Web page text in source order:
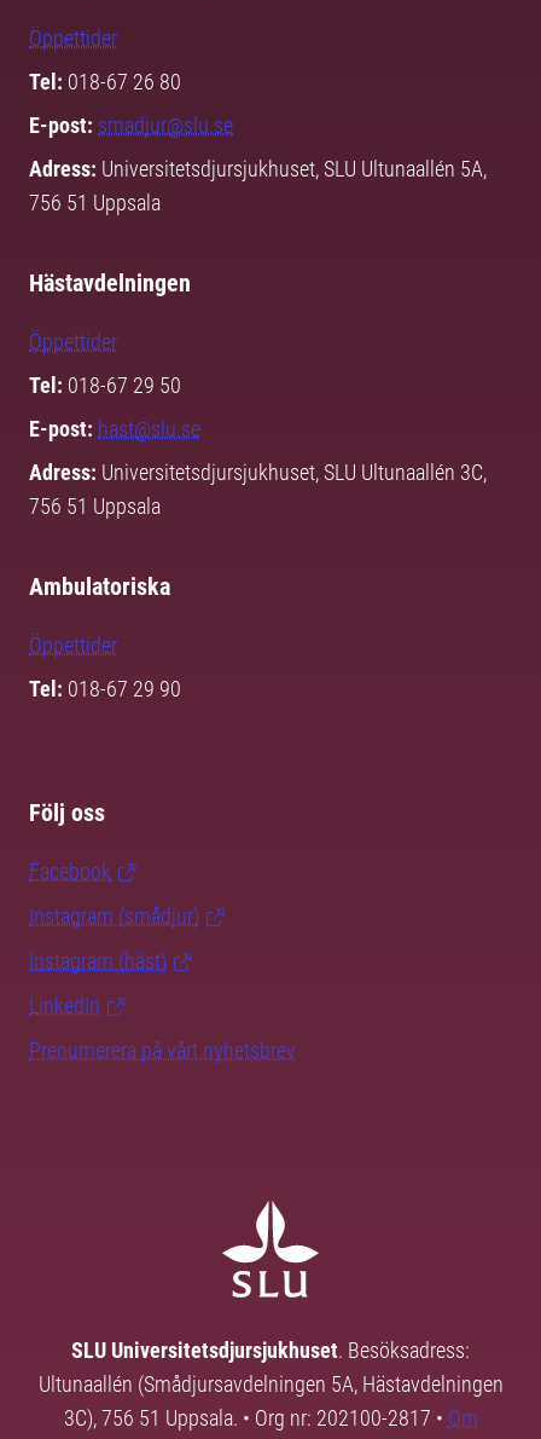
Öppettider
Tel: 018-67 26 80
E-post: smadjur@slu.se
Adress: Universitetsdjursjukhuset, SLU Ultunaallén 5A,
756 51 Uppsala
Hästavdelningen
Öppettider
Tel: 018-67 29 50
E-post: hast@slu.se
Adress: Universitetsdjursjukhuset, SLU Ultunaallén 3C,
756 51 Uppsala
Ambulatoriska
Öppettider
Tel: 018-67 29 90
Följ oss
Facebook
Instagram (smådjur)
Instagram (häst)
LinkedIn
Prenumerera på vårt nyhetsbrev
SLU Universitetsdjursjukhuset. Besöksadress:
Ultunaallén (Smådjursavdelningen 5A, Hästavdelningen
3C), 756 51 Uppsala. • Org nr: 202100-2817 • Om